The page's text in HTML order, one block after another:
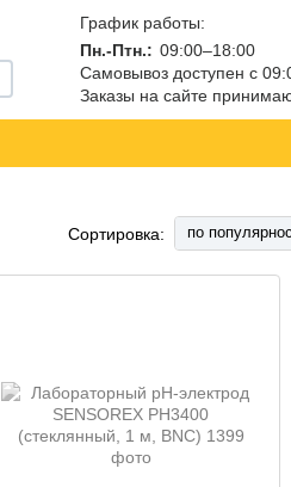
График работы:
Пн.-Птн.: 09:00–18:00
Самовывоз доступен с
Заказы на сайте
Сортировка: по